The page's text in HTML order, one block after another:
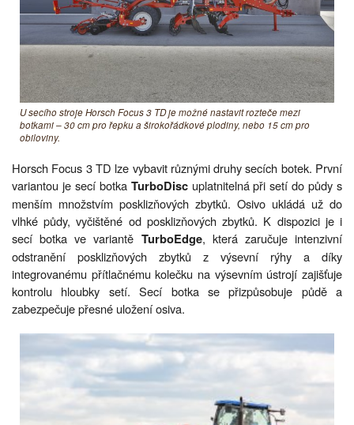
U secího stroje Horsch Focus 3 TD je možné nastavit rozteče mezi
botkami – 30 cm pro řepku a širokořádkové plodiny, nebo 15 cm pro
obiloviny.
Horsch Focus 3 TD lze vybavit různými druhy secích botek. První
variantou je secí botka TurboDiscuplatnitelná při setí do půdy s
menším množstvím posklizňových zbytků. Osivo ukládá už do
vlhké půdy, vyčištěné od posklizňových zbytků. K dispozici je i
secí botka ve variantě TurboEdge, která zaručuje intenzivní
odstranění posklizňových zbytků z výsevní rýhy a díky
integrovanému přítlačnému kolečku na výsevním ústrojí zajišťuje
kontrolu hloubky setí. Secí botka se přizpůsobuje půdě a
zabezpečuje přesné uložení osiva.